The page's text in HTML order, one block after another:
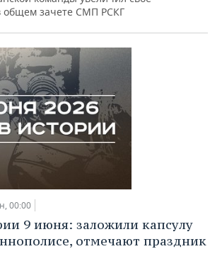
общем зачете СМП РСКГ
00:00
9 июня: заложили капсулу
отмечают праздник